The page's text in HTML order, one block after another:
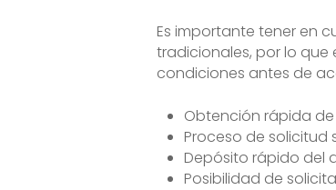
Es importante tener en
tradicionales, por lo que
condiciones antes de
Obtención rápida
Proceso de solicitud
Depósito rápido del
Posibilidad de